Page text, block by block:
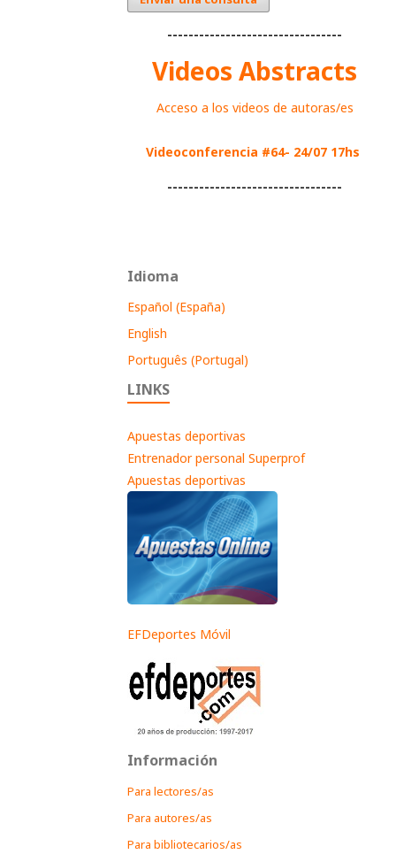
---------------------------------
Videos Abstracts
Acceso a los videos de autoras/es
Videoconferencia #64- 24/07 17hs
---------------------------------
Idioma
Español (España)
English
Português (Portugal)
LINKS
Apuestas deportivas
Entrenador personal Superprof
Apuestas deportivas
EFDeportes Móvil
Información
Para lectores/as
Para autores/as
Para bibliotecarios/as